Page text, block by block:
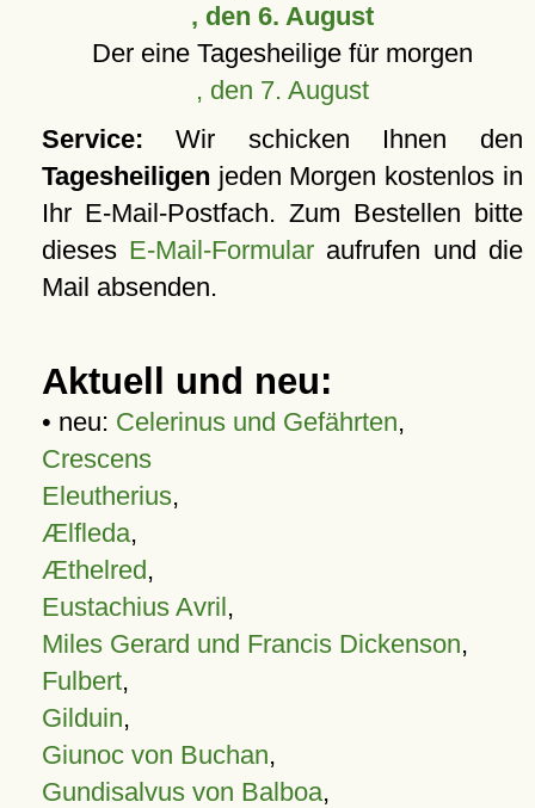
, den 6. August
Der eine Tagesheilige für morgen
, den 7. August
Service: Wir schicken Ihnen den
Tagesheiligen jeden Morgen kostenlos in
Ihr E-Mail-Postfach. Zum Bestellen bitte
dieses E-Mail-Formular aufrufen und die
Mail absenden.
Aktuell und neu:
• neu: Celerinus und Gefährten,
Crescens
Eleutherius,
Ælfleda,
Æthelred,
Eustachius Avril,
Miles Gerard und Francis Dickenson,
Fulbert,
Gilduin,
Giunoc von Buchan,
Gundisalvus von Balboa,